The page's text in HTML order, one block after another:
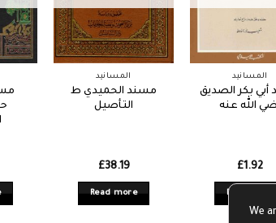
المسانيد
مسند الحميدي ط
التأصيل
£38.19
Read more
المسانيد
بكر الصديق
الله عنه
£1.92
Read more
We